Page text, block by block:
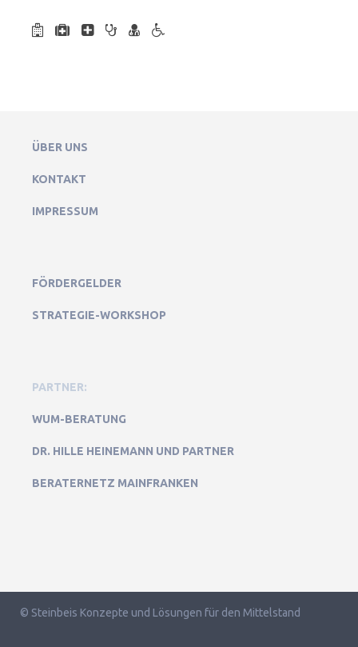
ÜBER UNS
KONTAKT
IMPRESSUM
FÖRDERGELDER
STRATEGIE-WORKSHOP
PARTNER:
WUM-BERATUNG
DR. HILLE HEINEMANN UND PARTNER
BERATERNETZ MAINFRANKEN
© Steinbeis Konzepte und Lösungen für den Mittelstand